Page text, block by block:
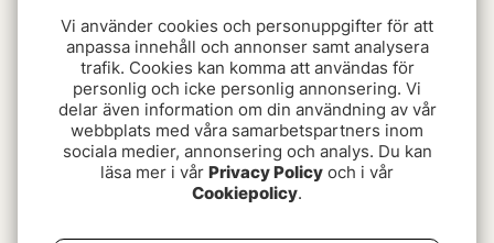
Umpqua Jungle Junkie
Maldonado Fire Tiger
fr. 109 kr
Patagonia Stealth
Switch Pack 5L RVGP
999 kr
Vi använder cookies och personuppgifter för att
anpassa innehåll och annonser samt analysera
trafik. Cookies kan komma att användas för
personlig och icke personlig annonsering. Vi
delar även information om din användning av vår
webbplats med våra samarbetspartners inom
sociala medier, annonsering och analys. Du kan
läsa mer i vår Privacy Policy och i vår
Cookiepolicy.